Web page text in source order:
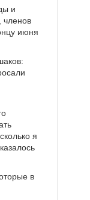
и
членов
июня
я
в